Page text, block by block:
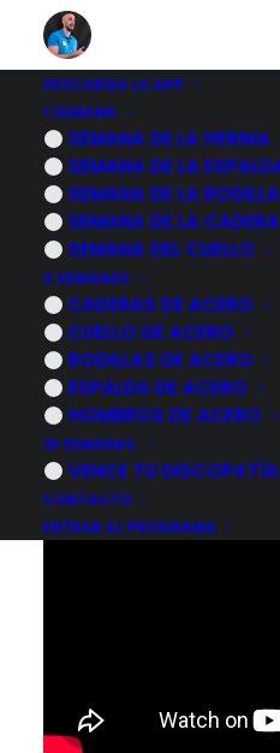
DESCARGA LA APP
1 SEMANA
SEMANA DE LA HERNIA
SEMANA DE LA
SEMANA DE LA RODILLA
SEMANA DE LA CADERA
SEMANA DEL CUELLO
3 SEMANAS
CADERAS DE ACERO
CUELLO DE ACERO
RODILLAS DE ACERO
ESPALDA DE ACERO
HOMBROS DE ACERO
16 SEMANAS
VENCE TU DISCOPATÍA
CONTACTO
ENTRAR AL PROGRAMA
4
ALIVIAR
ARTROSIS
14 MARZO, 2025 | POR